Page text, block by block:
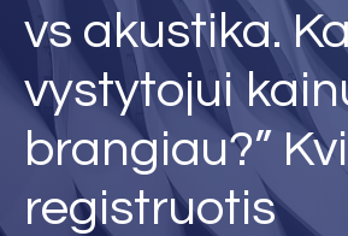
vs akustika.
vystytojui
brangiau?”
registruotis